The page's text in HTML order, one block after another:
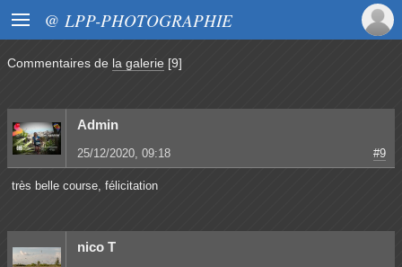
 @ LPP-PHOTOGRAPHIE
Commentaires de la galerie [9]
Admin
25/12/2020, 09:18 #9
très belle course, félicitation
nico T